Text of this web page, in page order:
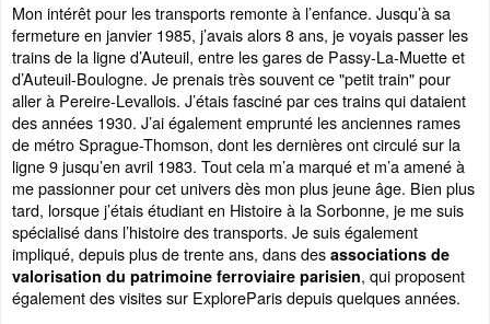
Mon intérêt pour les transports remonte à l’enfance. Jusqu’à sa
fermeture en janvier 1985, j’avais alors 8 ans, je voyais passer les
trains de la ligne d’Auteuil, entre les gares de Passy-La-Muette et
d’Auteuil-Boulogne. Je prenais très souvent ce "petit train" pour
aller à Pereire-Levallois. J’étais fasciné par ces trains qui dataient
des années 1930. J’ai également emprunté les anciennes rames
de métro Sprague-Thomson, dont les dernières ont circulé sur la
ligne 9 jusqu’en avril 1983. Tout cela m’a marqué et m’a amené à
me passionner pour cet univers dès mon plus jeune âge. Bien plus
tard, lorsque j’étais étudiant en Histoire à la Sorbonne, je me suis
spécialisé dans l’histoire des transports. Je suis également
impliqué, depuis plus de trente ans, dans des associations de
valorisation du patrimoine ferroviaire parisien, qui proposent
également des visites sur ExploreParis depuis quelques années.